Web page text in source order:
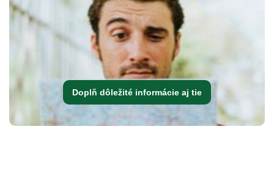
Doplň dôležité informácie aj tie